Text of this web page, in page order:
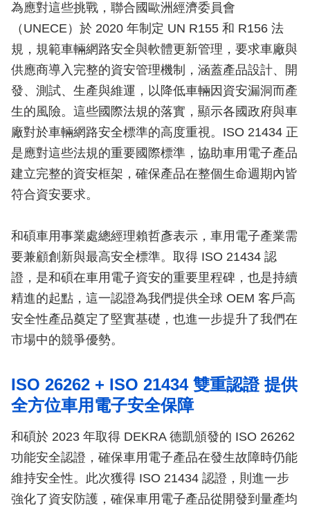
為應對這些挑戰，聯合國歐洲經濟委員會
（UNECE）於 2020 年制定 UN R155 和 R156 法
規，規範車輛網路安全與軟體更新管理，要求車廠與
供應商導入完整的資安管理機制，涵蓋產品設計、開
發、測試、生產與維運，以降低車輛因資安漏洞而產
生的風險。這些國際法規的落實，顯示各國政府與車
廠對於車輛網路安全標準的高度重視。ISO 21434 正
是應對這些法規的重要國際標準，協助車用電子產品
建立完整的資安框架，確保產品在整個生命週期內皆
符合資安要求。
和碩車用事業處總經理賴哲彥表示，車用電子產業需
要兼顧創新與最高安全標準。取得 ISO 21434 認
證，是和碩在車用電子資安的重要里程碑，也是持續
精進的起點，這一認證為我們提供全球 OEM 客戶高
安全性產品奠定了堅實基礎，也進一步提升了我們在
市場中的競爭優勢。
ISO 26262 + ISO 21434 雙重認證 提供
全方位車用電子安全保障
和碩於 2023 年取得 DEKRA 德凱頒發的 ISO 26262
功能安全認證，確保車用電子產品在發生故障時仍能
維持安全性。此次獲得 ISO 21434 認證，則進一步
強化了資安防護，確保車用電子產品從開發到量產均